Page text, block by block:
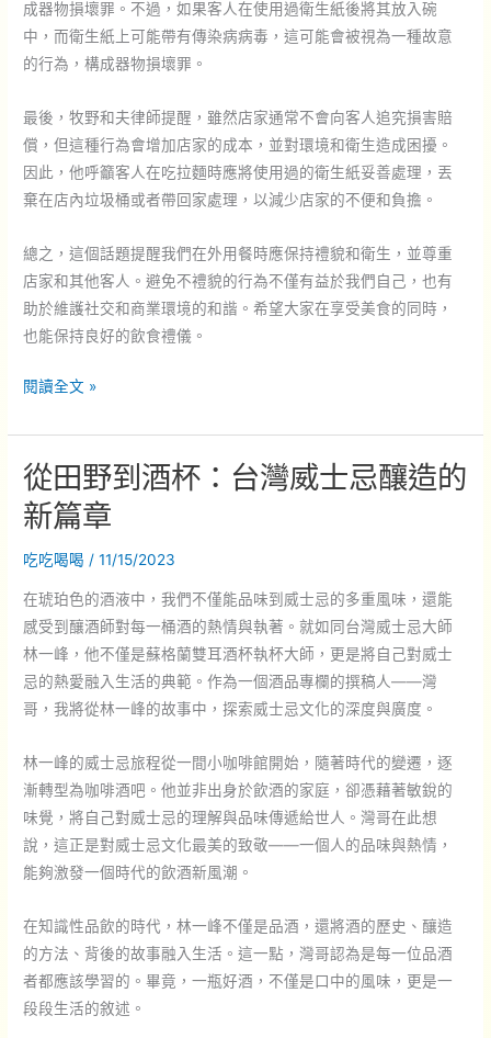
成器物損壞罪。不過，如果客人在使用過衛生紙後將其放入碗
中，而衛生紙上可能帶有傳染病病毒，這可能會被視為一種故意
的行為，構成器物損壞罪。
最後，牧野和夫律師提醒，雖然店家通常不會向客人追究損害賠
償，但這種行為會增加店家的成本，並對環境和衛生造成困擾。
因此，他呼籲客人在吃拉麵時應將使用過的衛生紙妥善處理，丟
棄在店內垃圾桶或者帶回家處理，以減少店家的不便和負擔。
總之，這個話題提醒我們在外用餐時應保持禮貌和衛生，並尊重
店家和其他客人。避免不禮貌的行為不僅有益於我們自己，也有
助於維護社交和商業環境的和諧。希望大家在享受美食的同時，
也能保持良好的飲食禮儀。
吃
麵
衛
生
紙
丟
裡？
日
律
師
警
恐
得
賠
償
閱讀全文 »
從田野到酒杯：台灣威士忌釀造的
新篇章
吃吃喝喝 /11/15/2023
在琥珀色的酒液中，我們不僅能品味到威士忌的多重風味，還能
感受到釀酒師對每一桶酒的熱情與執著。就如同台灣威士忌大師
林一峰，他不僅是蘇格蘭雙耳酒杯執杯大師，更是將自己對威士
忌的熱愛融入生活的典範。作為一個酒品專欄的撰稿人——灣
哥，我將從林一峰的故事中，探索威士忌文化的深度與廣度。
林一峰的威士忌旅程從一間小咖啡館開始，隨著時代的變遷，逐
漸轉型為咖啡酒吧。他並非出身於飲酒的家庭，卻憑藉著敏銳的
味覺，將自己對威士忌的理解與品味傳遞給世人。灣哥在此想
說，這正是對威士忌文化最美的致敬——一個人的品味與熱情，
能夠激發一個時代的飲酒新風潮。
在知識性品飲的時代，林一峰不僅是品酒，還將酒的歷史、釀造
的方法、背後的故事融入生活。這一點，灣哥認為是每一位品酒
者都應該學習的。畢竟，一瓶好酒，不僅是口中的風味，更是一
段段生活的敘述。